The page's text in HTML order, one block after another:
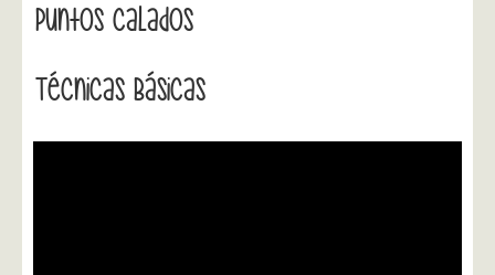
Puntos Calados
Técnicas Básicas